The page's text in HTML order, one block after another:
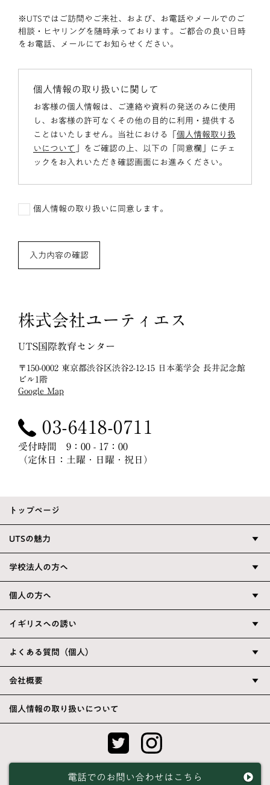
※UTSではご訪問やご来社、および、お電話やメールでのご
相談・ヒヤリングを随時承っております。ご都合の良い日時
をお電話、メールにてお知らせください。
個人情報の取り扱いに関して
お客様の個人情報は、ご連絡や資料の発送のみに使用
し、お客様の許可なくその他の目的に利用・提供する
ことはいたしません。当社における「 個人情報取り扱
いについて
」をご確認の上、以下の「同意欄」にチェ
ックをお入れいただき確認画面にお進みください。
個人情報の取り扱いに同意します。
入力内容の確認
株式会社ユーティエス
UTS国際教育センター
〒150-0002 東京都渋谷区渋谷2-12-15 日本薬学会 長井記念館
ビル1階
Google Map
03-6418-0711
受付時間 9：00 - 17：00
（定休日：土曜・日曜・祝日）
トップページ
UTSの魅力 ▼
学校法人の方へ ▼
個人の方へ ▼
イギリスへの誘い ▼
よくある質問（個人） ▼
会社概要 ▼
個人情報の取り扱いについて
電話でのお問い合わせはこちら